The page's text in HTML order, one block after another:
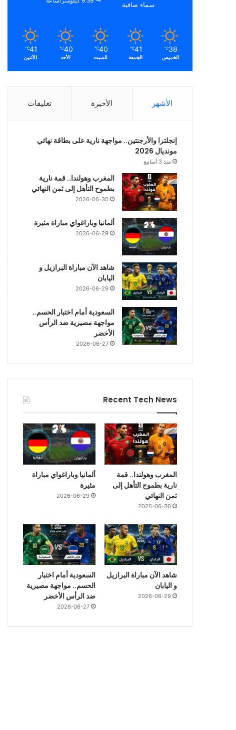
سماء صافية
38
℃
الخميس
41
℃
الجمعة
40
℃
السبت
40
℃
الأحد
41
℃
الأثنين
الأشهر الأخيرة تعليقات
إنجلترا والأرجنتين.. مواجهة نارية على بطاقة نهائي
مونديال 2026
منذ 3 أسابيع
المغرب وهولندا.. قمة نارية
بطموح التأهل إلى ثمن النهائي
2026-06-30
ألمانيا وباراغواي مباراة مثيرة
2026-06-29
شاهد الآن مباراة البرازيل و
اليابان
2026-06-29
السعودية أمام اختبار الحسم..
مواجهة مصيرية ضد الرأس
الأخضر
2026-06-27
Recent Tech News
المغرب وهولندا.. قمة
نارية بطموح التأهل إلى
ثمن النهائي
2026-06-30
ألمانيا وباراغواي مباراة
مثيرة
2026-06-29
شاهد الآن مباراة البرازيل
و اليابان
2026-06-29
السعودية أمام اختبار
الحسم.. مواجهة مصيرية
ضد الرأس الأخضر
2026-06-27